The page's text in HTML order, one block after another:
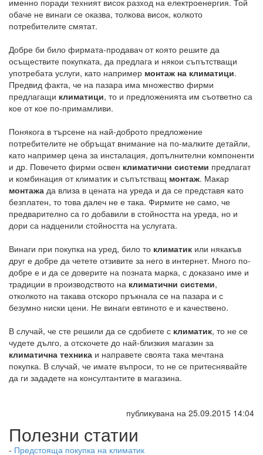
именно поради техният висок разход на електроенергия. Той
обаче не винаги се оказва, толкова висок, колкото
потребителите смятат.
Добре би било фирмата-продавач от която решите да
осъществите покупката, да предлага и някои съпътстващи
употребата услуги, като например монтаж на климатици.
Предвид факта, че на пазара има множество фирми
предлагащи климатици, то и предложенията им съответно са
кое от кое по-примамливи.
Понякога в търсене на най-доброто предложение
потребителите не обръщат внимание на по-малките детайли,
като например цена за инсталация, допълнителни компоненти
и др. Повечето фирми освен климатични системи предлагат
и комбинация от климатик и съпътстващ монтаж. Макар
монтажа да влиза в цената на уреда и да се представя като
безплатен, то това далеч не е така. Фирмите не само, че
предварително са го добавили в стойността на уреда, но и
дори са надценили стойността на услугата.
Винаги при покупка на уред, било то климатик или някакъв
друг е добре да четете отзивите за него в интернет. Много по-
добре е и да се доверите на позната марка, с доказано име и
традиции в производството на климатични системи,
отколкото на такава отскоро пръкнала се на пазара и с
безумно ниски цени. Не винаги евтиното е и качествено.
В случай, че сте решили да се сдобиете с климатик, то не се
чудете дълго, а отскочете до най-близкия магазин за
климатична техника и направете своята така мечтана
покупка. В случай, че имате въпроси, то не се притеснявайте
да ги зададете на консултантите в магазина.
публикувана на 25.09.2015 14:04
Полезни статии
- Предстояща покупка на климатик